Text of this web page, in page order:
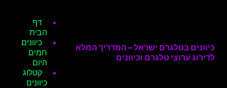
כיוונים בטלגרם ישראל – המדריך המלא
לדירוג ערוצי טלגרם וכיוונים
דף
הבית
כיוונים
חמים
היום
קטלוג
כיוונים